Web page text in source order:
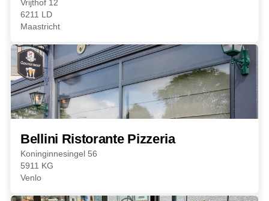
Vrijthof 12
6211 LD
Maastricht
Bellini Ristorante Pizzeria
Koninginnesingel 56
5911 KG
Venlo